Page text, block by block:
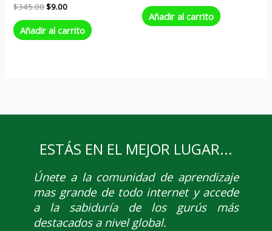
$345.00$9.00
Añadir al carrito
Añadir al carrito
ESTÁS EN EL MEJOR LUGAR...
Únetea la comunidad de aprendizaje
mas grande de todo internet y accede
a la sabiduría de los gurús más
destacados a nivel global.